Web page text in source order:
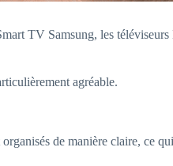
TV Samsung, les
agréable.
de manière claire, ce